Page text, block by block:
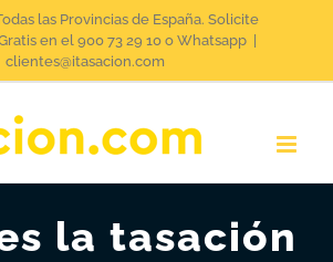
las Provincias de España. Solicite
en el 900 73 29 10 o Whatsapp
clientes@itasacion.com
la tasación